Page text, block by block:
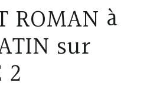
ROMAN à
sur
2